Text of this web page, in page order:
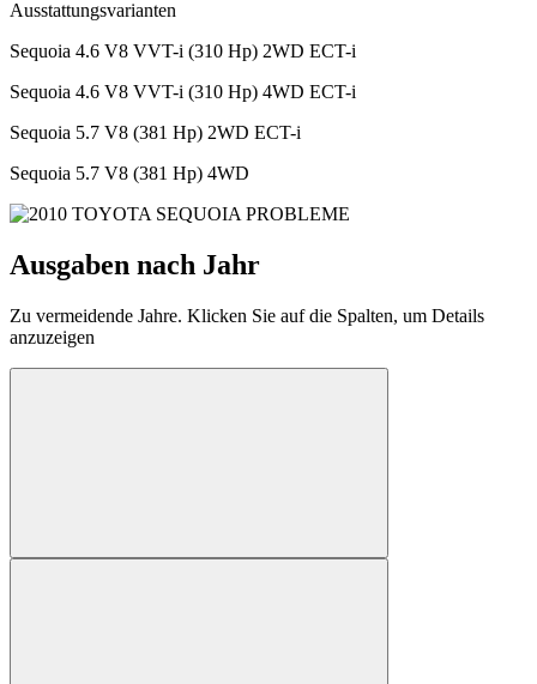
Ausstattungsvarianten
Sequoia 4.6 V8 VVT-i (310 Hp) 2WD ECT-i
Sequoia 4.6 V8 VVT-i (310 Hp) 4WD ECT-i
Sequoia 5.7 V8 (381 Hp) 2WD ECT-i
Sequoia 5.7 V8 (381 Hp) 4WD
Ausgaben nach Jahr
Zu vermeidende Jahre. Klicken Sie auf die Spalten, um Details
anzuzeigen